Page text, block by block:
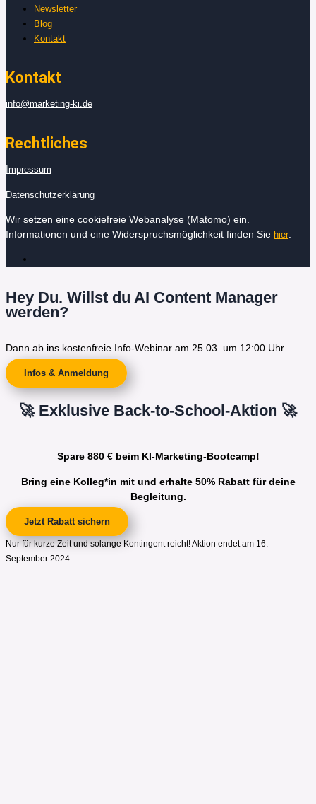
Newsletter
Blog
Kontakt
Kontakt
info@marketing-ki.de
Rechtliches
Impressum
Datenschutzerklärung
Wir setzen eine cookiefreie Webanalyse (Matomo) ein.
Informationen und eine Widerspruchsmöglichkeit finden Sie hier
Hey Du. Willst du AI Content Manager
werden?
Dann ab ins kostenfreie Info-Webinar am 25.03. um 12:00 Uhr.
Infos & Anmeldung
🚀 Exklusive Back-to-School-Aktion 🚀
Spare 880 € beim KI-Marketing-Bootcamp!
Bring eine Kolleg*in mit und erhalte 50% Rabatt für deine
Begleitung.
Jetzt Rabatt sichern
Nur für kurze Zeit und solange Kontingent reicht! Aktion endet am 16.
September 2024.